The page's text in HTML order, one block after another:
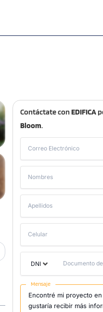
Contáctate con EDIFICA
Bloom.
Correo Electrónico
Nombres
Apellidos
Celular
DNI Documento
Mensaje